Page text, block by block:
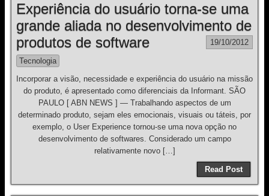
Experiência do usuário torna-se uma
grande aliada no desenvolvimento de
produtos de software
19/10/2012
Tecnologia
Incorporar a visão, necessidade e experiência do usuário na missão
do produto, é apresentado como diferenciais da Informant. SÃO
PAULO [ ABN NEWS ] — Trabalhando aspectos de um
determinado produto, sejam eles emocionais, visuais ou táteis, por
exemplo, o User Experience tornou-se uma nova opção no
desenvolvimento de softwares. Considerado um campo
relativamente novo […]
Read Post